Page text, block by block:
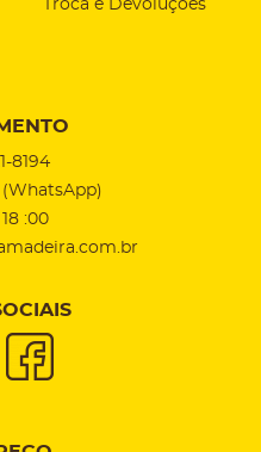
Troca e Devoluções
8194
(WhatsApp)
:00